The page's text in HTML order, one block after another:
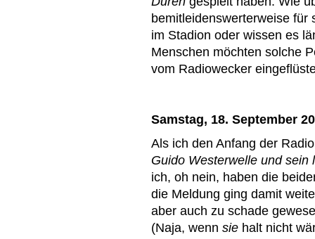
bemitleidenswerterweise für
im Stadion oder wissen es
Menschen möchten solche
vom Radiowecker
Samstag, 18. September
Als ich den Anfang der
Guido Westerwelle und
ich, oh nein, haben die
die Meldung ging damit
aber auch zu schade
(Naja, wenn sie halt nicht